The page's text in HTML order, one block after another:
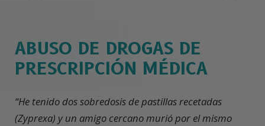
ABUSO DE DROGAS DE
PRESCRIPCIÓN MÉDICA
“He tenido dos sobredosis de pastillas recetadas
(Zyprexa) y un amigo cercano murió por el mismo